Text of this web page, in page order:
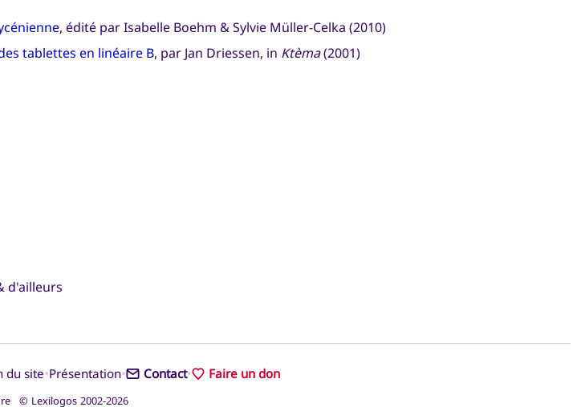
, édité par Isabelle Boehm & Sylvie Müller-Celka (2010)
tablettes en linéaire B, par Jan Driessen, in Ktèma(2001)
d'ailleurs
du site•Présentation• Contact• Faire un don
© Lexilogos 2002-2026